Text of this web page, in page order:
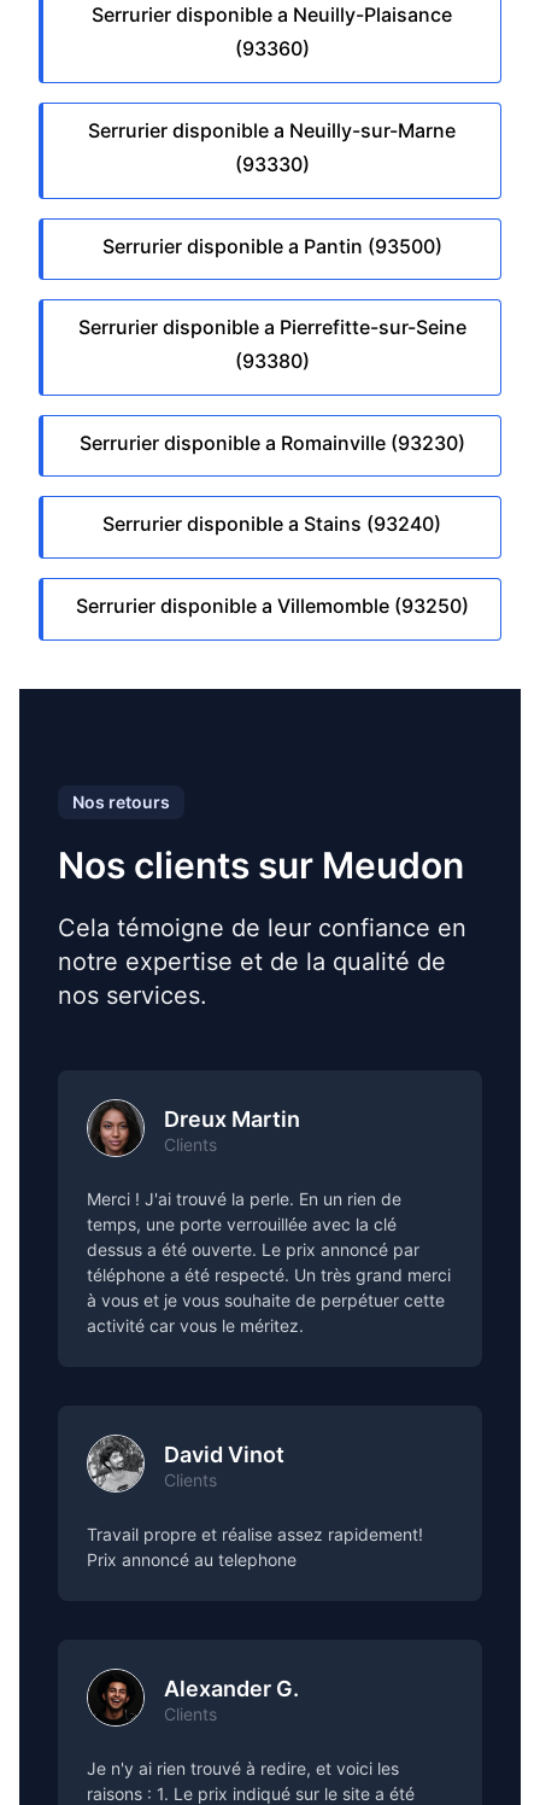
Serrurier disponible a Neuilly-Plaisance
(93360)
Serrurier disponible a Neuilly-sur-Marne
(93330)
Serrurier disponible a Pantin (93500)
Serrurier disponible a Pierrefitte-sur-Seine
(93380)
Serrurier disponible a Romainville (93230)
Serrurier disponible a Stains (93240)
Serrurier disponible a Villemomble (93250)
Nos retours
Nos clients sur Meudon
Cela témoigne de leur confiance en
notre expertise et de la qualité de
nos services.
Dreux Martin
Clients
Merci ! J'ai trouvé la perle. En un rien de
temps, une porte verrouillée avec la clé
dessus a été ouverte. Le prix annoncé par
téléphone a été respecté. Un très grand merci
à vous et je vous souhaite de perpétuer cette
activité car vous le méritez.
David Vinot
Clients
Travail propre et réalise assez rapidement!
Prix annoncé au telephone
Alexander G.
Clients
Je n'y ai rien trouvé à redire, et voici les
raisons : 1. Le prix indiqué sur le site a été